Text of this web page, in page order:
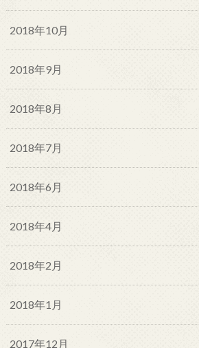
2018年10月
2018年9月
2018年8月
2018年7月
2018年6月
2018年4月
2018年2月
2018年1月
2017年12月